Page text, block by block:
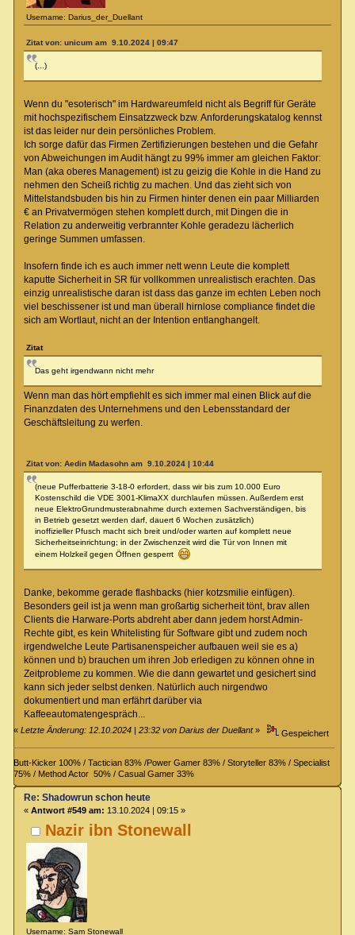
Username: Darius_der_Duellant
Zitat von: unicum am 9.10.2024 | 09:47
(...)
Wenn du "esoterisch" im Hardwareumfeld nicht als Begriff für Geräte
mit hochspezifischem Einsatzzweck bzw. Anforderungskatalog kennst
ist das leider nur dein persönliches Problem.
Ich sorge dafür das Firmen Zertifizierungen bestehen und die Gefahr
von Abweichungen im Audit hängt zu 99% immer am gleichen Faktor:
Man (aka oberes Management) ist zu geizig die Kohle in die Hand zu
nehmen den Scheiß richtig zu machen. Und das zieht sich von
Mittelstandsbuden bis hin zu Firmen hinter denen ein paar Milliarden
€ an Privatvermögen stehen komplett durch, mit Dingen die in
Relation zu anderweitig verbrannter Kohle geradezu lächerlich
geringe Summen umfassen.
Insofern finde ich es auch immer nett wenn Leute die komplett
kaputte Sicherheit in SR für vollkommen unrealistisch erachten. Das
einzig unrealistische daran ist dass das ganze im echten Leben noch
viel beschissener ist und man überall hirnlose compliance findet die
sich am Wortlaut, nicht an der Intention entlanghangelt.
Zitat
Das geht irgendwann nicht mehr
Wenn man das hört empfiehlt es sich immer mal einen Blick auf die
Finanzdaten des Unternehmens und den Lebensstandard der
Geschäftsleitung zu werfen.
Zitat von: Aedin Madasohn am 9.10.2024 | 10:44
(neue Pufferbatterie 3-18-0 erfordert, dass wir bis zum 10.000 Euro
Kostenschild die VDE 3001-KlimaXX durchlaufen müssen. Außerdem erst
neue ElektroGrundmusterabnahme durch externen Sachverständigen, bis
in Betrieb gesetzt werden darf, dauert 6 Wochen zusätzlich)
inoffizieller Pfusch macht sich breit und/oder warten auf komplett neue
Sicherheitseinrichtung; in der Zwischenzeit wird die Tür von Innen mit
einem Holzkeil gegen Öffnen gesperrt
Danke, bekomme gerade flashbacks (hier kotzsmilie einfügen).
Besonders geil ist ja wenn man großartig sicherheit tönt, brav allen
Clients die Harware-Ports abdreht aber dann jedem horst Admin-
Rechte gibt, es kein Whitelisting für Software gibt und zudem noch
irgendwelche Leute Partisanenspeicher aufbauen weil sie es a)
können und b) brauchen um ihren Job erledigen zu können ohne in
Zeitprobleme zu kommen. Wie die dann gewartet und gesichert sind
kann sich jeder selbst denken. Natürlich auch nirgendwo
dokumentiert und man erfährt darüber via
Kaffeeautomatengespräch...
«Letzte Änderung: 12.10.2024 | 23:32 von Darius der Duellant» Gespeichert
Butt-Kicker 100% / Tactician 83% /Power Gamer 83% / Storyteller 83% / Specialist
75% / Method Actor 50% / Casual Gamer 33%
Nazir ibn Stonewall
Username: Sam Stonewall
Re: Shadowrun schon heute
« Antwort #549 am: 13.10.2024 | 09:15 »